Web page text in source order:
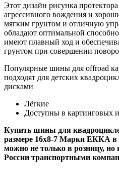
Этот дизайн рисунка
агрессивного вождения и
мягким грунтом и отличную
обладают оптимальной
имеют плавный ход и
грунтом при совершении
Популярные шины для offroad
подходят для детских
дисками
Лёгкие
Доступны в картинговых
Купить шины для
размере 16х8-7 Марки ЕККА в
можно не только в розницу, но
России транспортными